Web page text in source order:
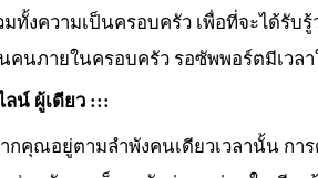
มทั้งความเป็นครอบครัว เพื่อที่จะได้รับ
คนภายในครอบครัว รอซัพพอร์ตมีเวล
น์ ผู้เดียว :::
ากคุณอยู่ตามลำพังคนเดียวเวลานั้น กา